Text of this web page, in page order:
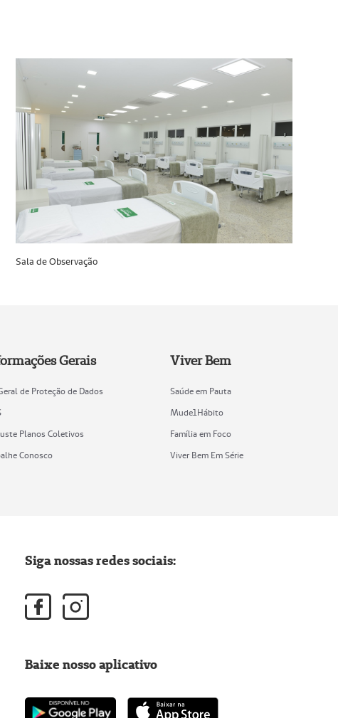
Sala de Observação
Gerais
de Proteção de Dados
Planos Coletivos
Conosco
Viver Bem
Saúde em Pauta
Mude1Hábito
Família em Foco
Viver Bem Em Série
Siga nossas redes sociais:
Baixe nosso aplicativo